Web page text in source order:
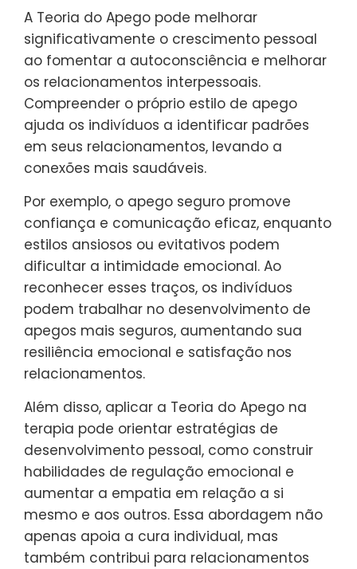
A Teoria do Apego pode melhorar
significativamente o crescimento pessoal
ao fomentar a autoconsciência e melhorar
os relacionamentos interpessoais.
Compreender o próprio estilo de apego
ajuda os indivíduos a identificar padrões
em seus relacionamentos, levando a
conexões mais saudáveis.
Por exemplo, o apego seguro promove
confiança e comunicação eficaz, enquanto
estilos ansiosos ou evitativos podem
dificultar a intimidade emocional. Ao
reconhecer esses traços, os indivíduos
podem trabalhar no desenvolvimento de
apegos mais seguros, aumentando sua
resiliência emocional e satisfação nos
relacionamentos.
Além disso, aplicar a Teoria do Apego na
terapia pode orientar estratégias de
desenvolvimento pessoal, como construir
habilidades de regulação emocional e
aumentar a empatia em relação a si
mesmo e aos outros. Essa abordagem não
apenas apoia a cura individual, mas
também contribui para relacionamentos